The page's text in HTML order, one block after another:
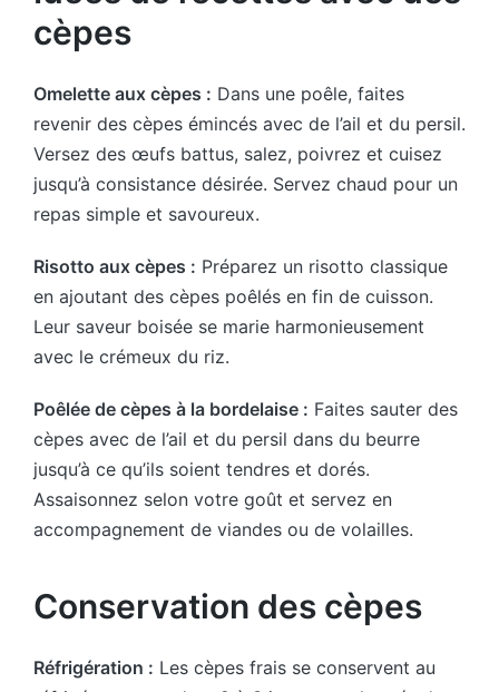
cèpes
Omelette aux cèpes : Dans une poêle, faites
revenir des cèpes émincés avec de l’ail et du persil.
Versez des œufs battus, salez, poivrez et cuisez
jusqu’à consistance désirée. Servez chaud pour un
repas simple et savoureux.
Risotto aux cèpes : Préparez un risotto classique
en ajoutant des cèpes poêlés en fin de cuisson.
Leur saveur boisée se marie harmonieusement
avec le crémeux du riz.
Poêlée de cèpes à la bordelaise : Faites sauter des
cèpes avec de l’ail et du persil dans du beurre
jusqu’à ce qu’ils soient tendres et dorés.
Assaisonnez selon votre goût et servez en
accompagnement de viandes ou de volailles.
Conservation des cèpes
Réfrigération : Les cèpes frais se conservent au